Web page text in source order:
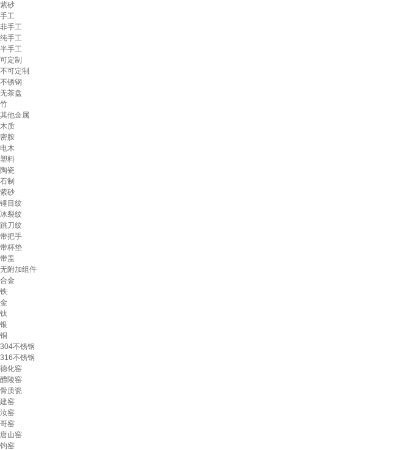
紫砂
手工
非手工
纯手工
半手工
可定制
不可定制
不锈钢
无茶盘
竹
其他金属
木质
密胺
电木
塑料
陶瓷
石制
紫砂
锤目纹
冰裂纹
跳刀纹
带把手
带杯垫
带盖
无附加组件
合金
铁
金
钛
银
铜
304不锈钢
316不锈钢
德化窑
醴陵窑
骨质瓷
建窑
汝窑
哥窑
唐山窑
钧窑